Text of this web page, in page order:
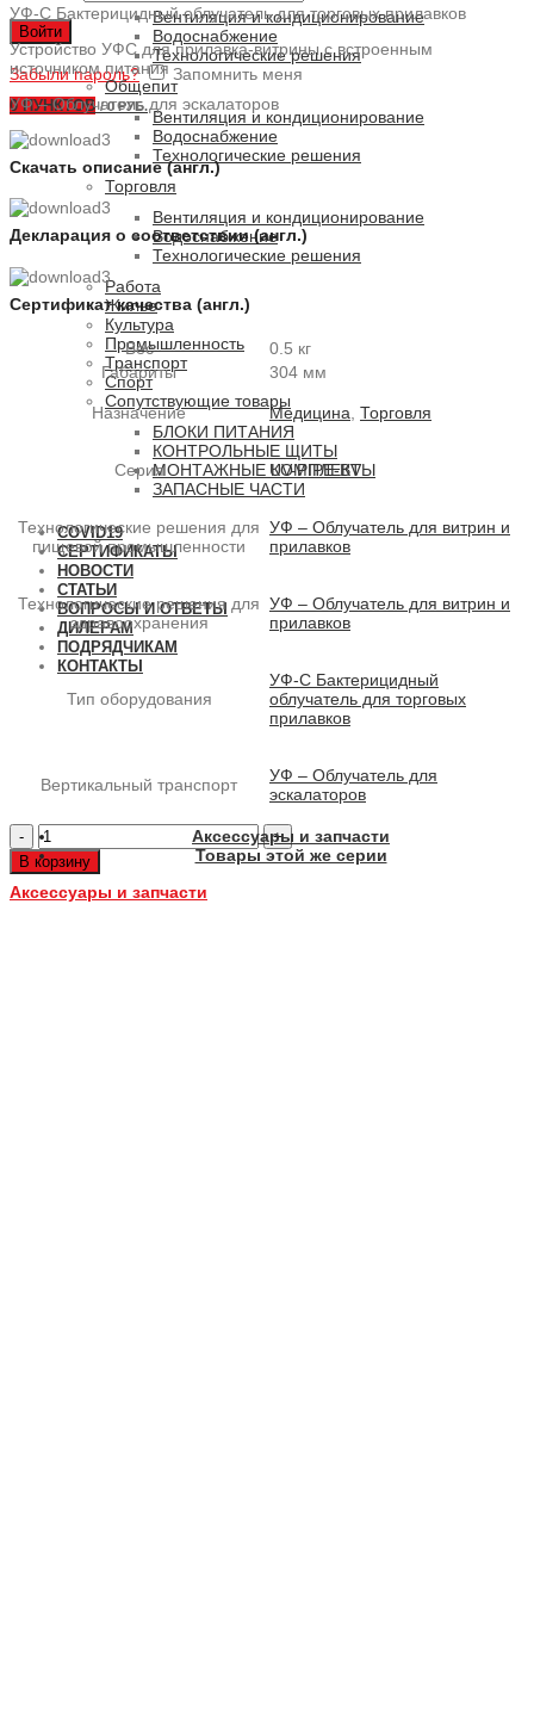
Войти
Забыли пароль? Запомнить меня
0ПУНКТОВ / 0 РУБ.
Вентиляция и кондиционирование
Водоснабжение
Технологические решения
Общепит
Вентиляция и кондиционирование
Водоснабжение
Технологические решения
Торговля
Вентиляция и кондиционирование
Водоснабжение
Технологические решения
Работа
Жилье
Культура
Промышленность
Транспорт
Спорт
Сопутствующие товары
БЛОКИ ПИТАНИЯ
КОНТРОЛЬНЫЕ ЩИТЫ
МОНТАЖНЫЕ КОМПЛЕКТЫ
ЗАПАСНЫЕ ЧАСТИ
COVID19
СЕРТИФИКАТЫ
НОВОСТИ
СТАТЬИ
ВОПРОСЫ И ОТВЕТЫ
ДИЛЕРАМ
ПОДРЯДЧИКАМ
КОНТАКТЫ
УФ-С Бактерицидный облучатель для торговых прилавков
Устройство УФС для прилавка-витрины с встроенным
источником питания
УФ – Облучатель для эскалаторов
Скачать описание (англ.)
Декларация о соответствии (англ.)
Сертификат качества (англ.)
Вес
0.5 кг
Габариты
304 мм
Назначение Медицина, Торговля
Серия UV-PIPE-BV
Технологические решения для
пищевой промышленности
УФ – Облучатель для витрин и
прилавков
Технологические решения для
здравоохранения
УФ – Облучатель для витрин и
прилавков
Тип оборудования
УФ-С Бактерицидный
облучатель для торговых
прилавков
Вертикальный транспорт
УФ – Облучатель для
эскалаторов
Количество
товара
UV-
PIPE-
В корзину
Аксессуары и запчасти
Товары этой же серии
Аксессуары и запчасти